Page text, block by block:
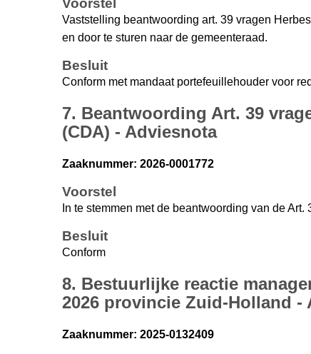
Vaststelling beantwoording art. 39 vragen
en door te sturen naar de gemeenteraad.
Besluit
Conform met mandaat portefeuillehouder voor
7. Beantwoording Art. 39
(CDA) - Adviesnota
Zaaknummer: 2026-0001772
Voorstel
In te stemmen met de beantwoording van de
Besluit
Conform
8. Bestuurlijke reactie
2026 provincie Zuid-Holland -
Zaaknummer: 2025-0132409